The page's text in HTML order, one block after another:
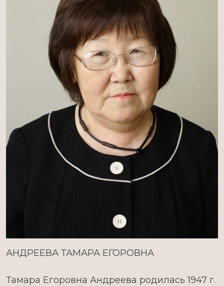
АНДРЕЕВА ТАМАРА ЕГОРОВНА
Тамара Егоровна Андреева родилась 1947 г.